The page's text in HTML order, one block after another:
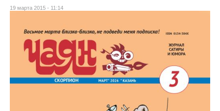
19 марта 2015 - 11:14